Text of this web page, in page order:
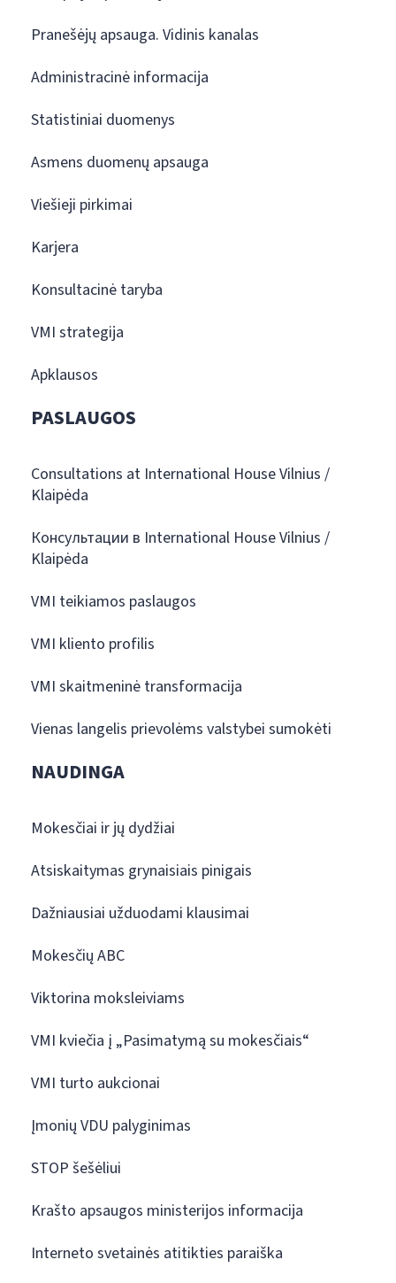
Pranešėjų apsauga. Vidinis kanalas
Administracinė informacija
Statistiniai duomenys
Asmens duomenų apsauga
Viešieji pirkimai
Karjera
Konsultacinė taryba
VMI strategija
Apklausos
PASLAUGOS
Consultations at International House Vilnius /
Klaipėda
Консультации в International House Vilnius /
Klaipėda
VMI teikiamos paslaugos
VMI kliento profilis
VMI skaitmeninė transformacija
Vienas langelis prievolėms valstybei sumokėti
NAUDINGA
Mokesčiai ir jų dydžiai
Atsiskaitymas grynaisiais pinigais
Dažniausiai užduodami klausimai
Mokesčių ABC
Viktorina moksleiviams
VMI kviečia į „Pasimatymą su mokesčiais“
VMI turto aukcionai
Įmonių VDU palyginimas
STOP šešėliui
Krašto apsaugos ministerijos informacija
Interneto svetainės atitikties paraiška